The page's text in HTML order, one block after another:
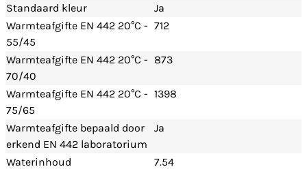
Standaard kleur
Ja
Warmteafgifte EN 442 20°C -
55/45
712
Warmteafgifte EN 442 20°C -
70/40
873
Warmteafgifte EN 442 20°C -
75/65
1398
Warmteafgifte bepaald door
erkend EN 442 laboratorium
Ja
Waterinhoud
7.54